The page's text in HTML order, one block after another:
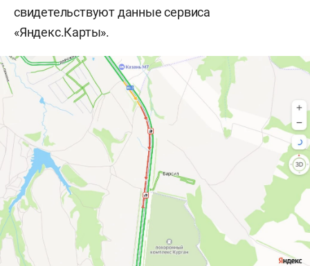
свидетельствуют данные сервиса
«Яндекс.Карты».